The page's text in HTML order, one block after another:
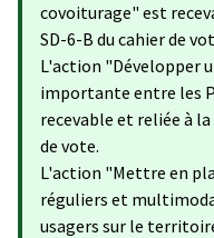
covoiturage" est
SD-6-B du cahier de
L'action "Développer
importante entre les
recevable et reliée à
de vote.
L'action "Mettre en
réguliers et
usagers sur le